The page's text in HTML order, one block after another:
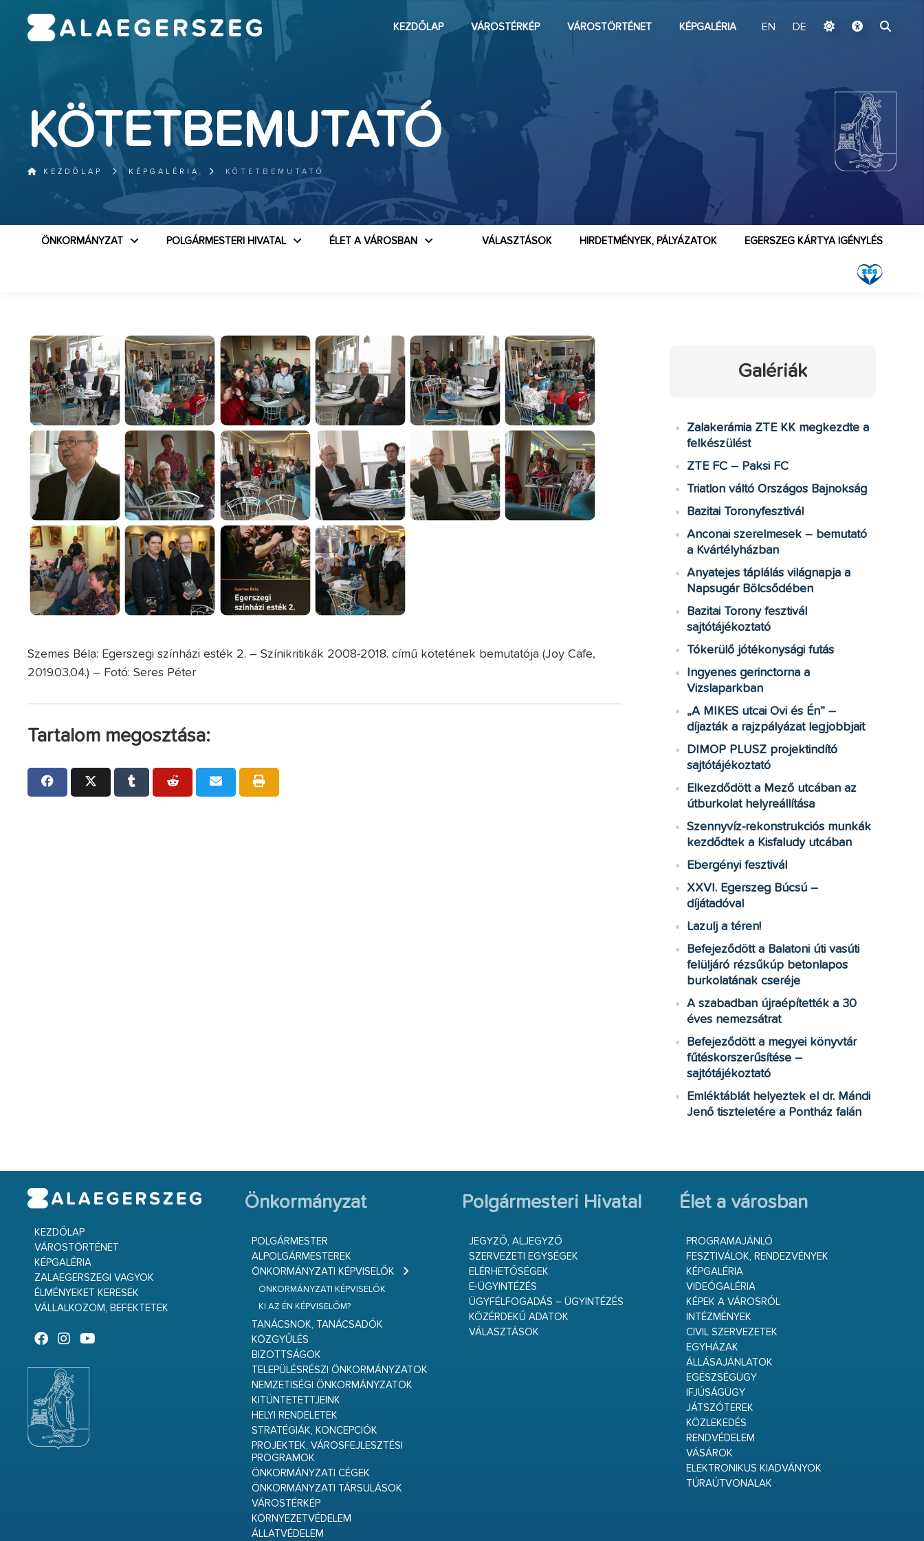
KEZDŐLAP VÁROSTÉRKÉP VÁROSTÖRTÉNET KÉPGALÉRIA EN DE
KÖTETBEMUTATÓ
KEZDŐLAP KÉPGALÉRIA KÖTETBEMUTATÓ
ÖNKORMÁNYZAT POLGÁRMESTERI HIVATAL ÉLET A VÁROSBAN EGERSZEG KÁRTYA IGÉNYLÉS
HIRDETMÉNYEK, PÁLYÁZATOK
VÁLASZTÁSOK
Szemes Béla: Egerszegi színházi esték 2. – Színikritikák 2008-2018. című kötetének bemutatója (Joy Cafe,
2019.03.04.) – Fotó: Seres Péter
Tartalom megosztása:
Galériák
Zalakerámia ZTE KK megkezdte a
felkészülést
ZTE FC – Paksi FC
Triatlon váltó Országos Bajnokság
Bazitai Toronyfesztivál
Anconai szerelmesek – bemutató
a Kvártélyházban
Anyatejes táplálás világnapja a
Napsugár Bölcsődében
Bazitai Torony fesztivál
sajtótájékoztató
Tókerülő jótékonysági futás
Ingyenes gerinctorna a
Vizslaparkban
„A MIKES utcai Ovi és Én” –
díjazták a rajzpályázat legjobbjait
DIMOP PLUSZ projektindító
sajtótájékoztató
Elkezdődött a Mező utcában az
útburkolat helyreállítása
Szennyvíz-rekonstrukciós munkák
kezdődtek a Kisfaludy utcában
Ebergényi fesztivál
XXVI. Egerszeg Búcsú –
díjátadóval
Lazulj a téren!
Befejeződött a Balatoni úti vasúti
felüljáró rézsűkúp betonlapos
burkolatának cseréje
A szabadban újraépítették a 30
éves nemezsátrat
Befejeződött a megyei könyvtár
fűtéskorszerűsítése –
sajtótájékoztató
Emléktáblát helyeztek el dr. Mándi
Jenő tiszteletére a Pontház falán
KEZDŐLAP
VÁROSTÖRTÉNET
KÉPGALÉRIA
ZALAEGERSZEGI VAGYOK
ÉLMÉNYEKET KERESEK
VÁLLALKOZOM, BEFEKTETEK
Önkormányzat
POLGÁRMESTER
ALPOLGÁRMESTEREK
ÖNKORMÁNYZATI KÉPVISELŐK
ÖNKORMÁNYZATI KÉPVISELŐK
KI AZ ÉN KÉPVISELŐM?
TANÁCSNOK, TANÁCSADÓK
KÖZGYŰLÉS
BIZOTTSÁGOK
TELEPÜLÉSRÉSZI ÖNKORMÁNYZATOK
NEMZETISÉGI ÖNKORMÁNYZATOK
KITÜNTETETTJEINK
HELYI RENDELETEK
STRATÉGIÁK, KONCEPCIÓK
PROJEKTEK, VÁROSFEJLESZTÉSI
PROGRAMOK
ÖNKORMÁNYZATI CÉGEK
ÖNKORMÁNYZATI TÁRSULÁSOK
VÁROSTÉRKÉP
KÖRNYEZETVÉDELEM
ÁLLATVÉDELEM
Polgármesteri Hivatal
JEGYZŐ, ALJEGYZŐ
SZERVEZETI EGYSÉGEK
ELÉRHETŐSÉGEK
E-ÜGYINTÉZÉS
ÜGYFÉLFOGADÁS – ÜGYINTÉZÉS
KÖZÉRDEKŰ ADATOK
VÁLASZTÁSOK
Élet a városban
PROGRAMAJÁNLÓ
FESZTIVÁLOK, RENDEZVÉNYEK
KÉPGALÉRIA
VIDEÓGALÉRIA
KÉPEK A VÁROSRÓL
INTÉZMÉNYEK
CIVIL SZERVEZETEK
EGYHÁZAK
ÁLLÁSAJÁNLATOK
EGÉSZSÉGÜGY
IFJÚSÁGÜGY
JÁTSZÓTEREK
KÖZLEKEDÉS
RENDVÉDELEM
VÁSÁROK
ELEKTRONIKUS KIADVÁNYOK
TÚRAÚTVONALAK